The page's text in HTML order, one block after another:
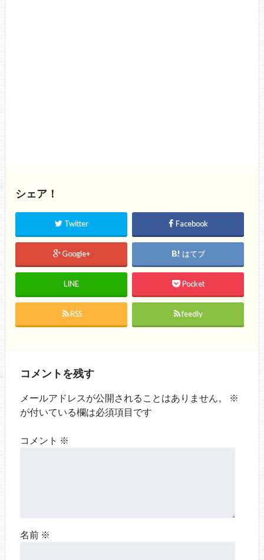
シェア！
Twitter Facebook
Google+ はてブ
LINE Pocket
RSS feedly
コメントを残す
メールアドレスが公開されることはありません。
※
が付いている欄は必須項目です
コメント ※
名前 ※